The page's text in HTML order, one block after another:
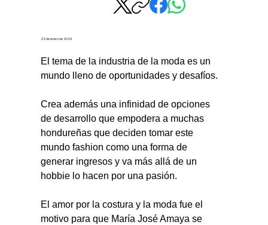
22 de enero de 2024
El tema de la industria de la moda es un
mundo lleno de oportunidades y desafíos.
Crea además una infinidad de opciones
de desarrollo que empodera a muchas
hondureñas que deciden tomar este
mundo fashion como una forma de
generar ingresos y va más allá de un
hobbie lo hacen por una pasión.
El amor por la costura y la moda fue el
motivo para que María José Amaya se